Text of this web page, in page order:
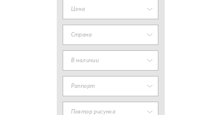
Цена
Страна
В наличии
Раппорт
Повтор рисунка